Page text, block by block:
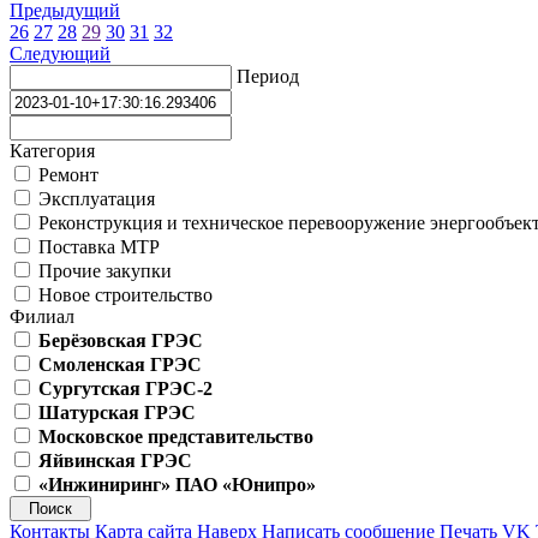
Предыдущий
26 27 28 29 30 31 32
Следующий
Период
Категория
Ремонт
Эксплуатация
Реконструкция и техническое перевооружение
Поставка МТР
Прочие закупки
Новое строительство
Филиал
Берёзовская ГРЭС
Смоленская ГРЭС
Сургутская ГРЭС-2
Шатурская ГРЭС
Московское представительство
Яйвинская ГРЭС
«Инжиниринг» ПАО «Юнипро»
Контакты Карта сайта Наверх Написать сообщение Печать VK